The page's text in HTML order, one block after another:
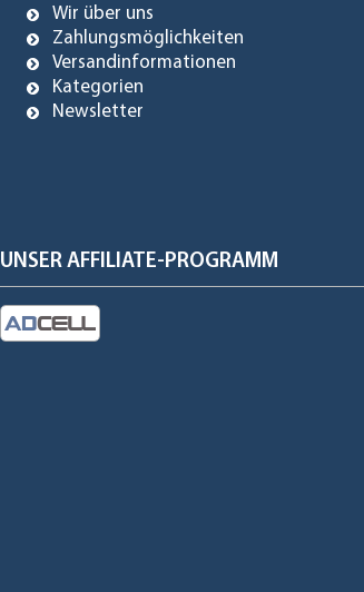
Wir über uns
Zahlungsmöglichkeiten
Versandinformationen
Kategorien
Newsletter
UNSER AFFILIATE-PROGRAMM